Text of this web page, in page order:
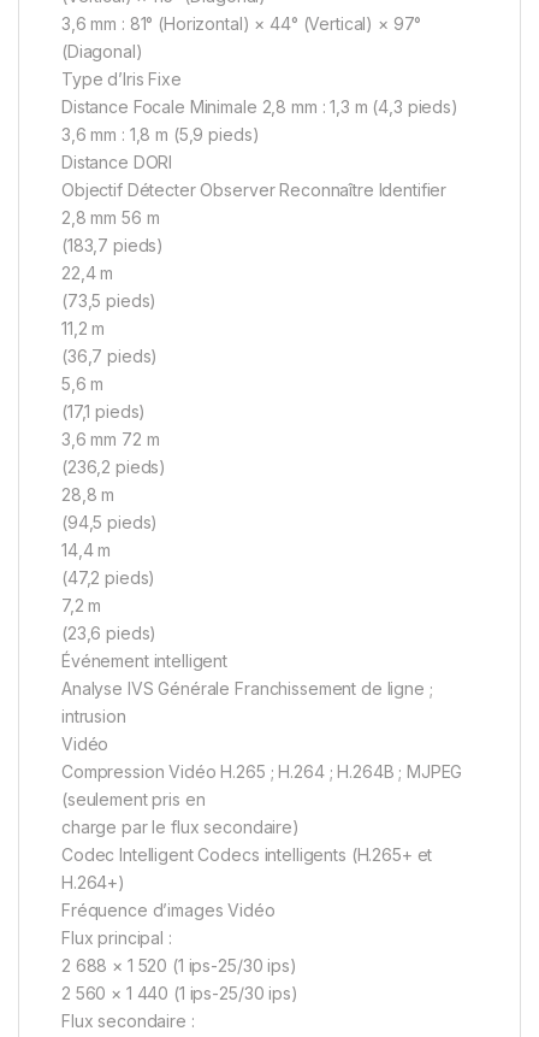
3,6 mm : 81° (Horizontal) × 44° (Vertical) × 97°
(Diagonal)
Type d’Iris Fixe
Distance Focale Minimale 2,8 mm : 1,3 m (4,3 pieds)
3,6 mm : 1,8 m (5,9 pieds)
Distance DORI
Objectif Détecter Observer Reconnaître Identifier
2,8 mm 56 m
(183,7 pieds)
22,4 m
(73,5 pieds)
11,2 m
(36,7 pieds)
5,6 m
(17,1 pieds)
3,6 mm 72 m
(236,2 pieds)
28,8 m
(94,5 pieds)
14,4 m
(47,2 pieds)
7,2 m
(23,6 pieds)
Événement intelligent
Analyse IVS Générale Franchissement de ligne ;
intrusion
Vidéo
Compression Vidéo H.265 ; H.264 ; H.264B ; MJPEG
(seulement pris en
charge par le flux secondaire)
Codec Intelligent Codecs intelligents (H.265+ et
H.264+)
Fréquence d’images Vidéo
Flux principal :
2 688 × 1 520 (1 ips-25/30 ips)
2 560 × 1 440 (1 ips-25/30 ips)
Flux secondaire :